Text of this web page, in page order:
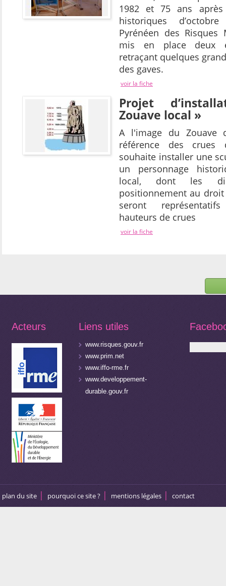
1982 et 75 ans
historiques
Pyrénéen des
mis en place deux
retraçant quelques
des gaves.
voir la fiche
Projet
Zouave local »
A l'image du Zouave
référence des crues
souhaite installer une
un personnage
local, dont les
positionnement au
seront
hauteurs de crues
voir la fiche
Acteurs Liens utiles
www.risques.gouv.fr
www.prim.net
www.iffo-rme.fr
www.developpement-
durable.gouv.fr
plan du site pourquoi ce site ? mentions légales contact